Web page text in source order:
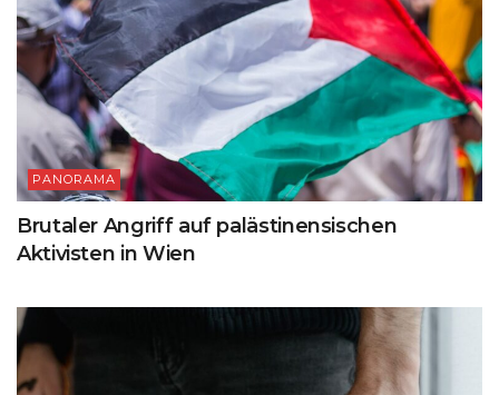
PANORAMA
Brutaler Angriff auf palästinensischen
Aktivisten in Wien